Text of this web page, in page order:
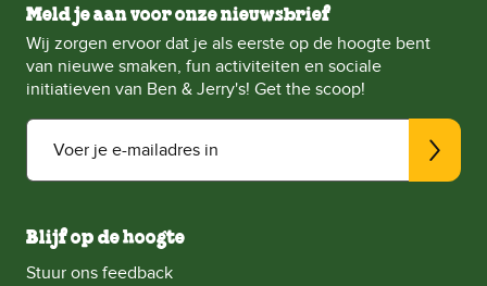
Meld je aan voor onze nieuwsbrief
Wij zorgen ervoor dat je als eerste op de hoogte bent
van nieuwe smaken, fun activiteiten en sociale
initiatieven van Ben & Jerry's! Get the scoop!
Voer je e-mailadres in
Blijf op de hoogte
Stuur ons feedback